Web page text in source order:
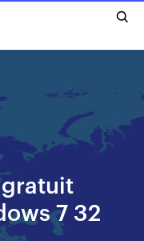
7 32